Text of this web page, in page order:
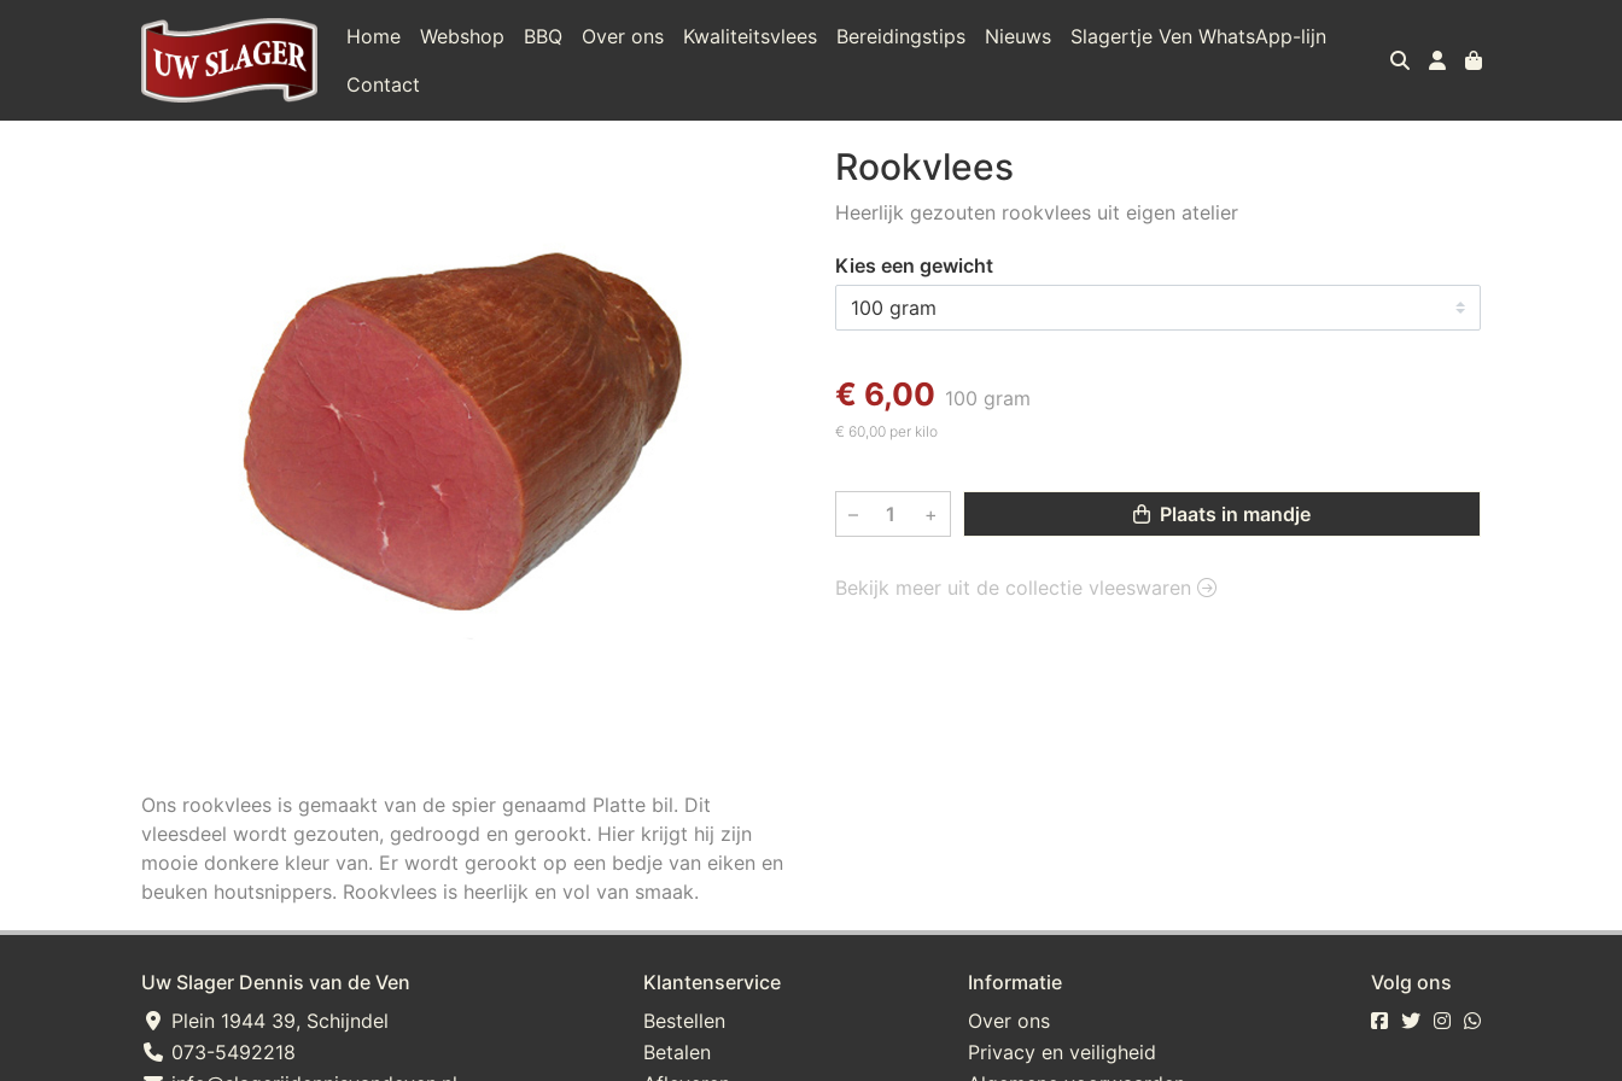
Home Webshop BBQ Over ons Kwaliteitsvlees Bereidingstips Nieuws
Slagertje Ven WhatsApp-lijn
Contact
Ons rookvlees is gemaakt van de spier genaamd Platte bil. Dit
vleesdeel wordt gezouten, gedroogd en gerookt. Hier krijgt hij zijn
mooie donkere kleur van. Er wordt gerookt op een bedje van eiken en
beuken houtsnippers. Rookvlees is heerlijk en vol van smaak.
Rookvlees
Heerlijk gezouten rookvlees uit eigen atelier
Kies een gewicht
€ 6,00 100 gram
€ 60,00 per kilo
– + Plaats in mandje
Bekijk meer uit de collectie vleeswaren
Uw Slager Dennis van de Ven
Plein 1944 39, Schijndel
073-5492218
Klantenservice
Bestellen
Betalen
Informatie
Over ons
Privacy en veiligheid
Volg ons